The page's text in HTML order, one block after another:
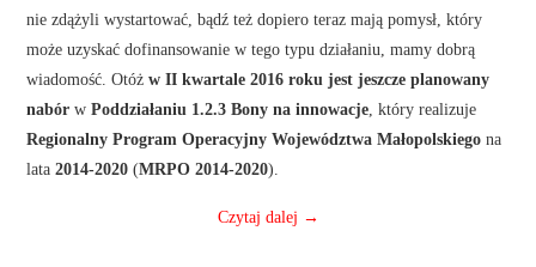
nie zdążyli wystartować, bądź też dopiero teraz mają pomysł, który
może uzyskać dofinansowanie w tego typu działaniu, mamy dobrą
wiadomość. Otóżw II kwartale 2016 roku jest jeszcze planowany
nabór wPoddziałaniu 1.2.3 Bony na innowacje , który realizuje
Regionalny Program Operacyjny Województwa Małopolskiego na
lata2014-2020 (MRPO 2014-2020).
Czytaj dalej →